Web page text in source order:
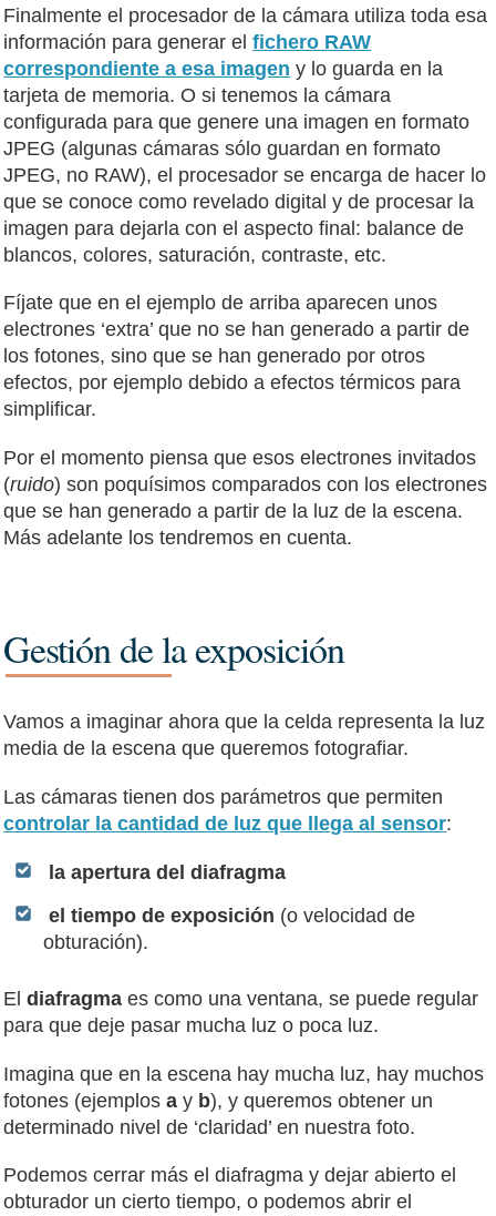
Finalmente el procesador de la cámara utiliza toda esa
información para generar elfichero RAW
correspondiente a esa imagen y lo guarda en la
tarjeta de memoria. O si tenemos la cámara
configurada para que genere una imagen en formato
JPEG (algunas cámaras sólo guardan en formato
JPEG, no RAW), el procesador se encarga de hacer lo
que se conoce como revelado digital y de procesar la
imagen para dejarla con el aspecto final: balance de
blancos, colores, saturación, contraste, etc.
Fíjate que en el ejemplo de arriba aparecen unos
electrones ‘extra’ que no se han generado a partir de
los fotones, sino que se han generado por otros
efectos, por ejemplo debido a efectos térmicos para
simplificar.
Por el momento piensa que esos electrones invitados
(ruido) son poquísimos comparados con los electrones
que se han generado a partir de la luz de la escena.
Más adelante los tendremos en cuenta.
Gestión de la exposición
Vamos a imaginar ahora que la celda representa la luz
media de la escena que queremos fotografiar.
Las cámaras tienen dos parámetros que permiten
controlar la cantidad de luz que llega al sensor:
la apertura del diafragma
el tiempo de exposición (o velocidad de
obturación).
Eldiafragma es como una ventana, se puede regular
para que deje pasar mucha luz o poca luz.
Imagina que en la escena hay mucha luz, hay muchos
fotones (ejemplosa y b), y queremos obtener un
determinado nivel de ‘claridad’ en nuestra foto.
Podemos cerrar más el diafragma y dejar abierto el
obturador un cierto tiempo, o podemos abrir el